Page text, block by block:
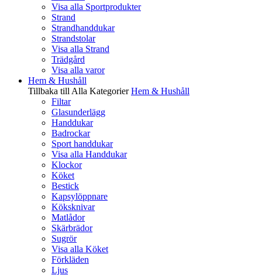
Visa alla Sportprodukter
Strand
Strandhanddukar
Strandstolar
Visa alla Strand
Trädgård
Visa alla varor
Hem & Hushåll
Tillbaka till Alla Kategorier Hem & Hushåll
Filtar
Glasunderlägg
Handdukar
Badrockar
Sport handdukar
Visa alla Handdukar
Klockor
Köket
Bestick
Kapsylöppnare
Köksknivar
Matlådor
Skärbrädor
Sugrör
Visa alla Köket
Förkläden
Ljus